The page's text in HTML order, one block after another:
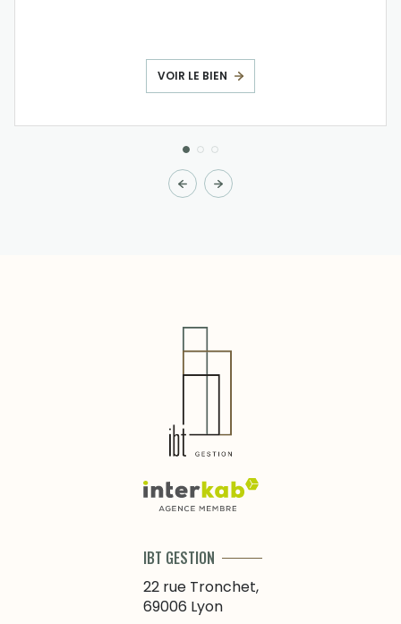
VOIR LE BIEN
IBT GESTION
22 rue Tronchet,
69006 Lyon